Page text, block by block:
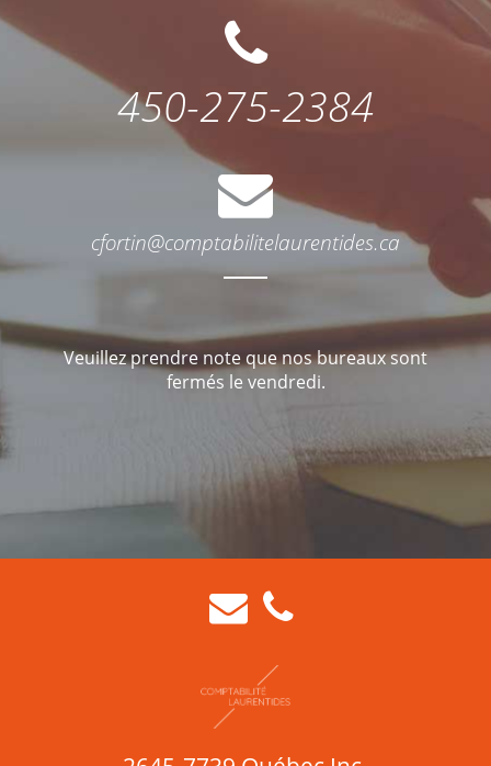
450-275-2384
cfortin@comptabilitelaurentides.ca
Veuillez prendre note que nos bureaux sont
fermés le vendredi.